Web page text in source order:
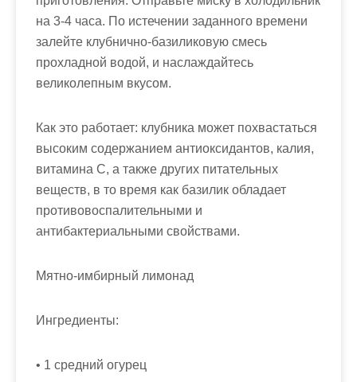
на 3-4 часа. По истечении заданного времени
залейте клубнично-базиликовую смесь
прохладной водой, и наслаждайтесь
великолепным вкусом.
Как это работает: клубника может похвастаться
высоким содержанием антиоксидантов, калия,
витамина С, а также других питательных
веществ, в то время как базилик обладает
противовоспалительными и
антибактериальными свойствами.
Мятно-имбирный лимонад
Ингредиенты:
• 1 средний огурец